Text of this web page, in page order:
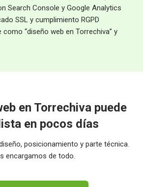
Search Console y Google Analytics
SSL y cumplimiento RGPD
“diseño web en Torrechiva” y
en Torrechiva puede
en pocos días
posicionamiento y parte técnica.
encargamos de todo.